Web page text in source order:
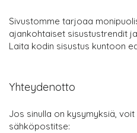
Sivustomme tarjoaa
ajankohtaiset sisustustrendit
Laita kodin sisustus kuntoon
Yhteydenotto
Jos sinulla on kysymyksiä,
sähköpostitse: